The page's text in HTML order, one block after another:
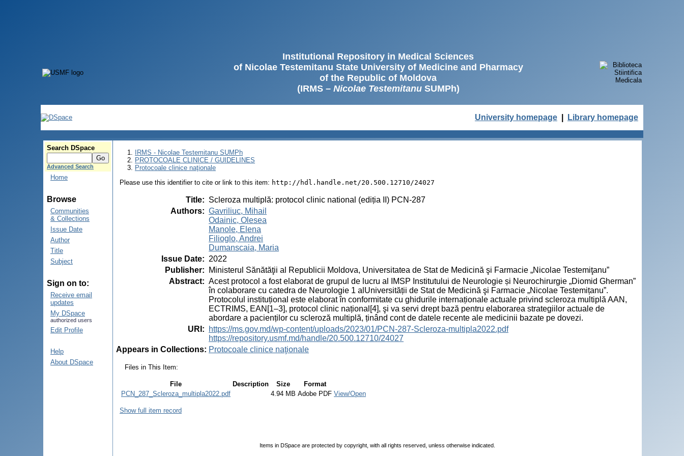
Institutional Repository in Medical Sciences
of Nicolae Testemitanu State University of Medicine and Pharmacy
of the Republic of Moldova
(IRMS – Nicolae TestemitanuSUMPh)
University homepage Library homepage
Search DSpace
Advanced Search
Home
Browse
Communities
& Collections
Issue Date
Author
Title
Subject
Sign on to:
Receive email
updates
My DSpace
authorized users
Edit Profile
Help
About DSpace
IRMS - Nicolae Testemitanu SUMPh
PROTOCOALE CLINICE / GUIDELINES
Protocoale clinice naţionale
Please use this identifier to cite or link to this item: http://hdl.handle.net/20.500.12710/24027
Title: Scleroza multiplă: protocol clinic national (ediția II) PCN-287
Authors: Gavriliuc, Mihail
Odainic, Olesea
Manole, Elena
Filioglo, Andrei
Dumanscaia, Maria
Issue Date: 2022
Publisher:
Ministerul Sănătăţii al Republicii Moldova, Universitatea de Stat de Medicină şi Farmacie „Nicolae Testemiţanu”
Abstract: Acest protocol a fost elaborat de grupul de lucru al IMSP Institutului de Neurologie și Neurochirurgie „Diomid Gherman”
în colaborare cu catedra de Neurologie 1 alUniversității de Stat de Medicină şi Farmacie „Nicolae Testemițanu”.
Protocolul instituțional este elaborat în conformitate cu ghidurile internaționale actuale privind scleroza multiplă AAN,
ECTRIMS, EAN[1–3], protocol clinic național[4], şi va servi drept bază pentru elaborarea strategiilor actuale de
abordare a pacienților cu scleroză multiplă, ținând cont de datele recente ale medicinii bazate pe dovezi.
URI :
https://ms.gov.md/wp-content/uploads/2023/01/PCN-287-Scleroza-multipla2022.pdf
https://repository.usmf.md/handle/20.500.12710/24027
Appears in Collections: Protocoale clinice naţionale
Files in This Item:
File Description Size
Format
PCN_287_Scleroza_multipla2022.pdf
4.94 MB Adobe PDF View/Open
Show full item record
Items in DSpace are protected by copyright, with all rights reserved, unless otherwise indicated.